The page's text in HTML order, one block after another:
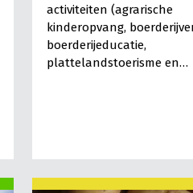
activiteiten (agrarische
kinderopvang,
boerderijeducatie,
plattelandstoerisme en…